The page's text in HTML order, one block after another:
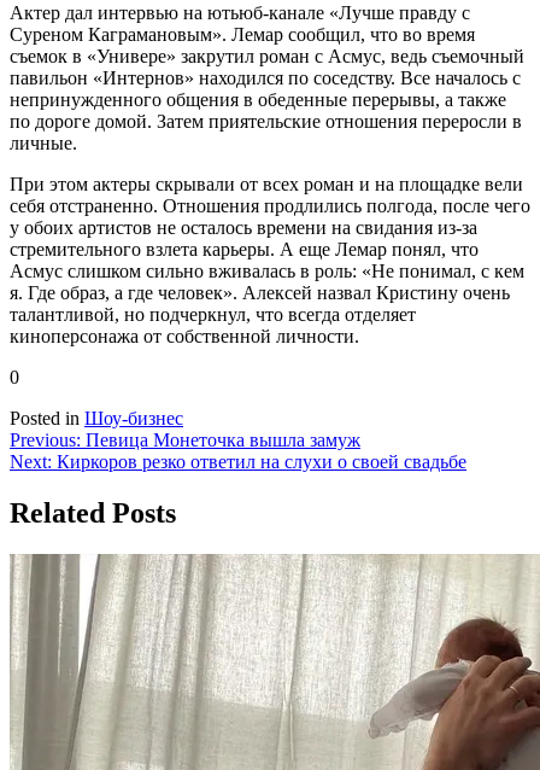
Актер дал интервью на ютьюб-канале «Лучше правду с
Суреном Каграмановым». Лемар сообщил, что во время
съемок в «Универе» закрутил роман с Асмус, ведь съемочный
павильон «Интернов» находился по соседству. Все началось с
непринужденного общения в обеденные перерывы, а также
по дороге домой. Затем приятельские отношения переросли в
личные.
При этом актеры скрывали от всех роман и на площадке вели
себя отстраненно. Отношения продлились полгода, после чего
у обоих артистов не осталось времени на свидания из-за
стремительного взлета карьеры. А еще Лемар понял, что
Асмус слишком сильно вживалась в роль: «Не понимал, с кем
я. Где образ, а где человек». Алексей назвал Кристину очень
талантливой, но подчеркнул, что всегда отделяет
киноперсонажа от собственной личности.
0
Posted in Шоу-бизнес
Навигация
по
записям
Previous: Певица Монеточка вышла замуж
Next: Киркоров резко ответил на слухи о своей свадьбе
Related Posts